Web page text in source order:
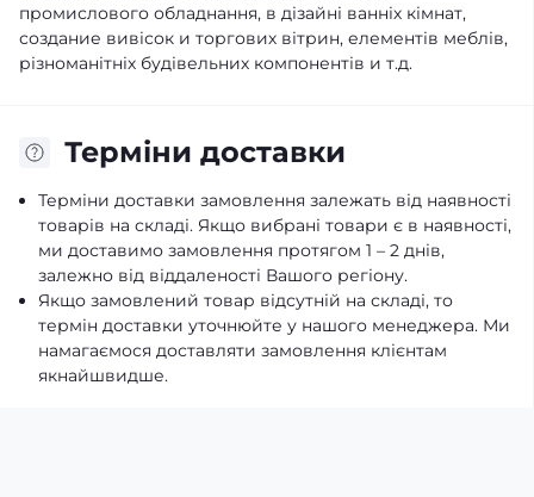
промислового обладнання, в дізайні ванніх кімнат,
создание вивісок и торгових вітрин, елементів меблів,
різноманітніх будівельних компонентів и т.д.
Терміни доставки
Терміни доставки замовлення залежать від наявності
товарів на складі. Якщо вибрані товари є в наявності,
ми доставимо замовлення протягом 1 – 2 днів,
залежно від віддаленості Вашого регіону.
Якщо замовлений товар відсутній на складі, то
термін доставки уточнюйте у нашого менеджера. Ми
намагаємося доставляти замовлення клієнтам
якнайшвидше.